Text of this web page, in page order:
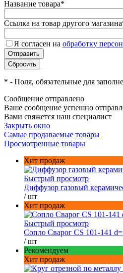
Название товара*
Ссылка на товар другого магазина
Я согласен на обработку
* - Поля, обязательные для
Сообщение отправлено
Ваше сообщение успешно
Вами свяжется наш специалист
Закрыть окно
Самые продаваемые товары
Просмотренные товары
Хит продаж
Быстрый просмотр
Диффузор газовый
/ шт
Хит продаж
Быстрый просмотр
Сопло Сварог CS 101-141
/ шт
Рекомендуем
Хит продаж